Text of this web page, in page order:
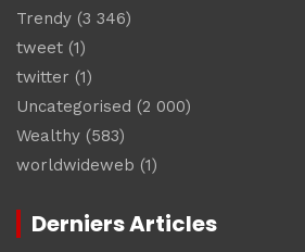
Trendy (3 346)
tweet (1)
twitter (1)
Uncategorised (2 000)
Wealthy (583)
worldwideweb (1)
Derniers Articles